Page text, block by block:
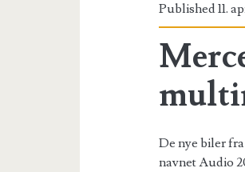
Published 11.
De nye biler
navnet Audio